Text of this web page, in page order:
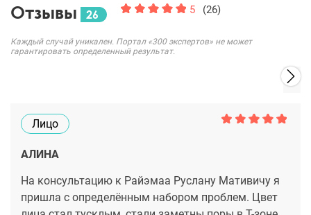
Отзывы 26 5 (26)
Каждый случай уникален. Портал «300 экспертов» не может
гарантировать определенный результат.
Лицо
АЛИНА
На консультацию к Райэмаа Руслану Мативичу я
пришла с определённым набором проблем. Цвет